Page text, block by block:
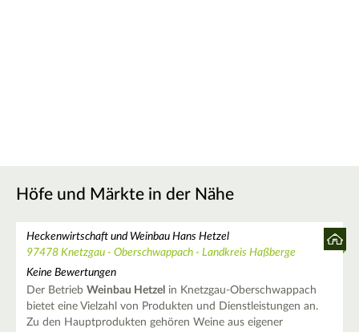
Höfe und Märkte in der Nähe
Heckenwirtschaft und Weinbau Hans Hetzel
97478 Knetzgau - Oberschwappach - Landkreis Haßberge
Keine Bewertungen
Der Betrieb Weinbau Hetzel in Knetzgau-Oberschwappach
bietet eine Vielzahl von Produkten und Dienstleistungen an.
Zu den Hauptprodukten gehören Weine aus eigener